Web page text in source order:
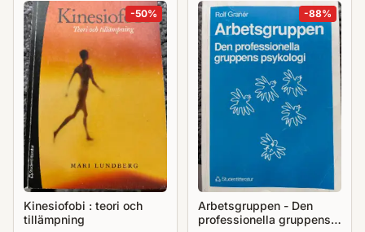
-50%
Kinesiofobi : teori och
tillämpning
-88%
Arbetsgruppen - Den
professionella gruppens